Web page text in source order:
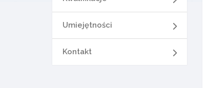
Umiejętności
Kontakt